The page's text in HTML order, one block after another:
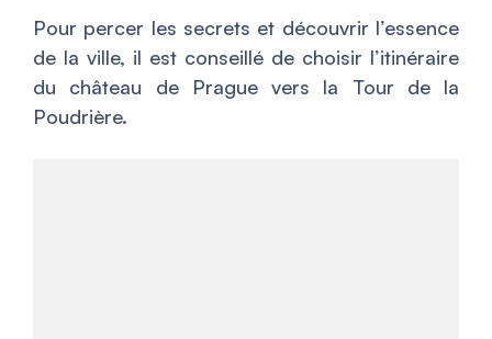
Pour percer les secrets et découvrir l’essence
de la ville, il est conseillé de choisir l’itinéraire
du château de Prague vers la Tour de la
Poudrière.